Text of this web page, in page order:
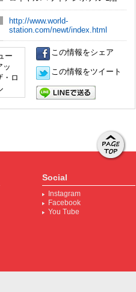
http://www.world-
station.com/newt/index.html
この情報をシェア
この情報をツイート
Social
Instagram
Facebook
You Tube
動する